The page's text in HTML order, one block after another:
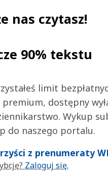
nas czytasz!
90% tekstu
limit
dostępny
Wykup
do naszego portalu.
z prenumeraty
Zaloguj się.